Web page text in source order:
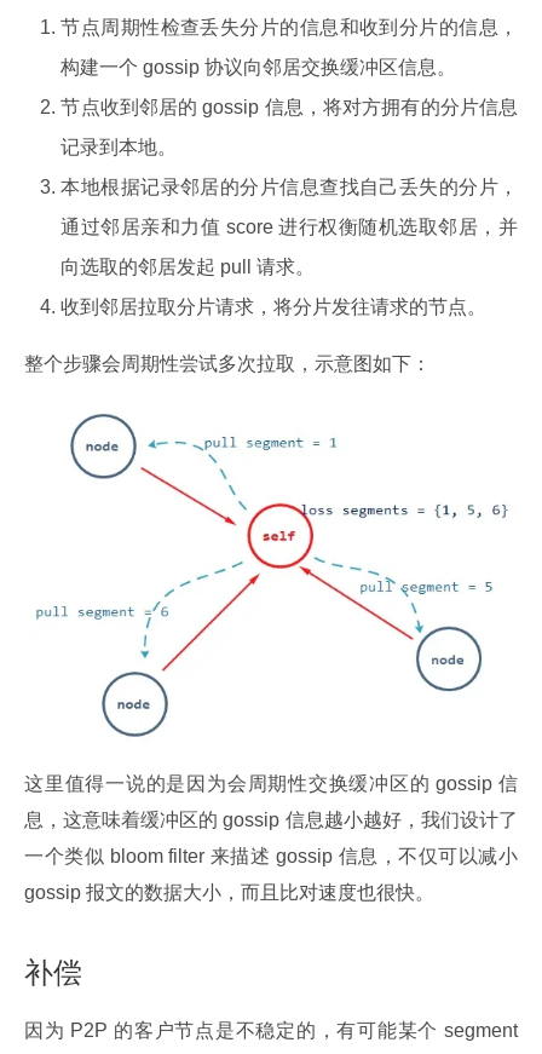
节点周期性检查丢失分片的信息和收到分片的信息，
构建一个 gossip 协议向邻居交换缓冲区信息。
节点收到邻居的 gossip 信息，将对方拥有的分片信息
记录到本地。
本地根据记录邻居的分片信息查找自己丢失的分片，
通过邻居亲和力值 score 进行权衡随机选取邻居，并
向选取的邻居发起 pull 请求。
收到邻居拉取分片请求，将分片发往请求的节点。
整个步骤会周期性尝试多次拉取，示意图如下：
这里值得一说的是因为会周期性交换缓冲区的 gossip 信
息，这意味着缓冲区的 gossip 信息越小越好，我们设计了
一个类似 bloom filter 来描述 gossip 信息，不仅可以减小
gossip 报文的数据大小，而且比对速度也很快。
补偿
因为 P2P 的客户节点是不稳定的，有可能某个 segment